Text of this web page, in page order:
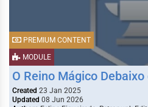
MODULE
PREMIUM CONTENT
O Reino Mágico Debaixo
Created 23 Jan 2025
Updated 08 Jun 2026